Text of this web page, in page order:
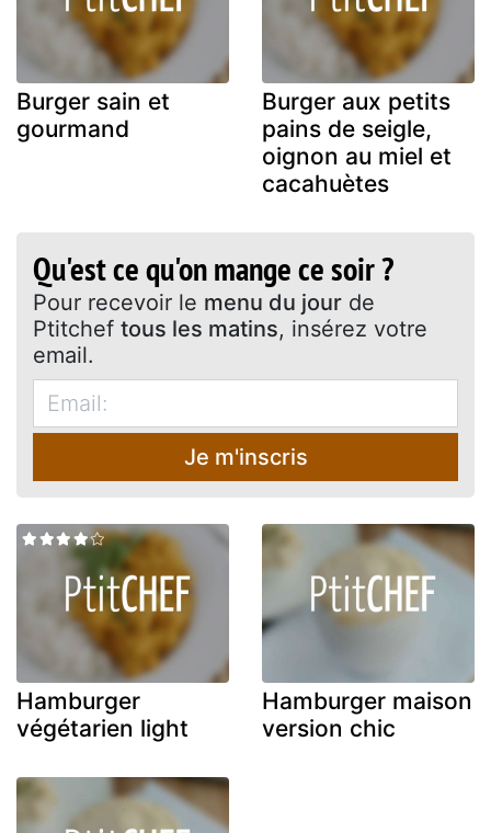
Burger sain et
gourmand
Burger aux petits
pains de seigle,
oignon au miel et
cacahuètes
Qu'est ce qu'on mange ce soir ?
Pour recevoir le menu du jour de
Ptitchef tous les matins, insérez votre
email.
Je m'inscris
Hamburger
végétarien light
Hamburger maison
version chic